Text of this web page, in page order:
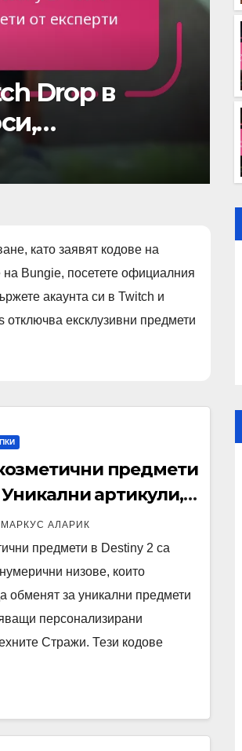
в Destiny 2:
Методи за
като заявят кодове на
Bungie, посетете официалния
акаунта си в Twitch и
ексклузивни предмети
предмети
Уникални артикули,
Методи за
МАРКУС АЛАРИК
предмети в Destiny 2 са
низове, които
обменят за уникални предмети
персонализирани
Стражи. Тези кодове